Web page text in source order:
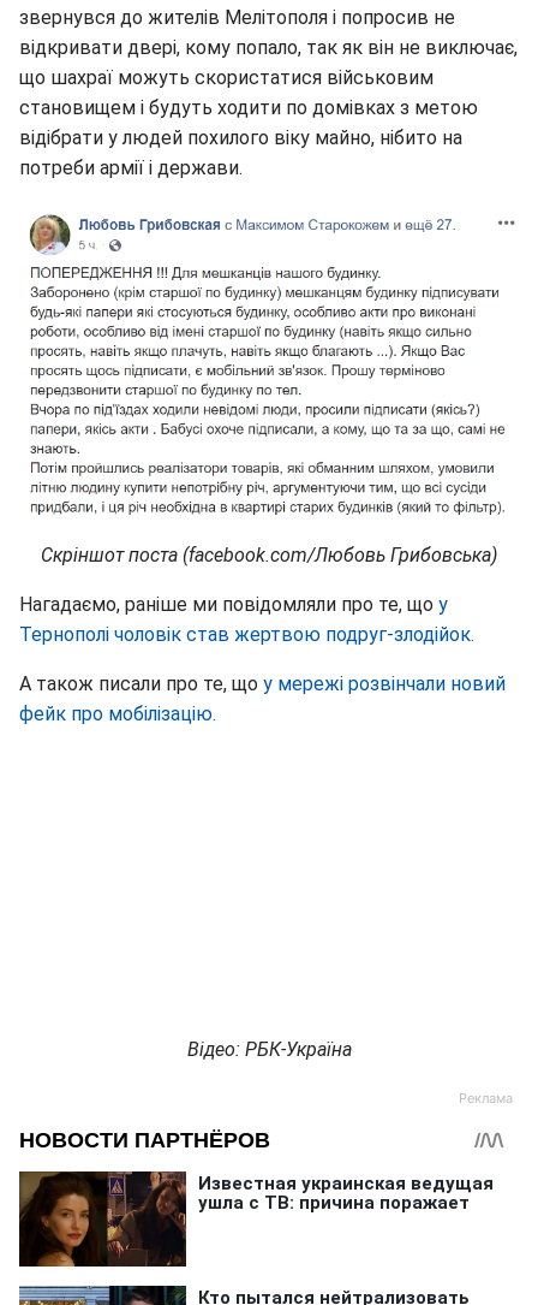
звернувся до жителів Мелітополя і попросив не
відкривати двері, кому попало, так як він не виключає,
що шахраї можуть скористатися військовим
становищем і будуть ходити по домівках з метою
відібрати у людей похилого віку майно, нібито на
потреби армії і держави.
Скріншот поста (facebook.com/Любовь Грибовська)
Нагадаємо, раніше ми повідомляли про те, що у
Тернополі чоловік став жертвою подруг-злодійок.
А також писали про те, що у мережі розвінчали новий
фейк про мобілізацію.
Відео: РБК-Україна